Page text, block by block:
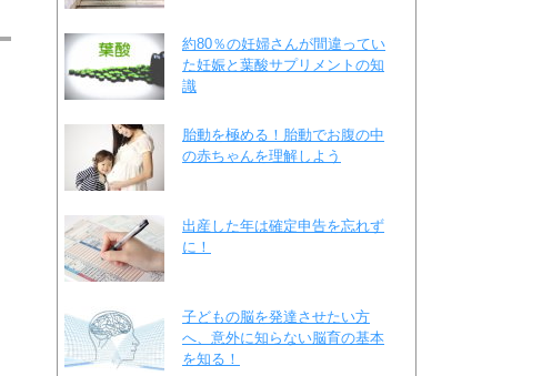
約80％の妊婦さんが間違ってい
た妊娠と葉酸サプリメントの知
識
胎動を極める！胎動でお腹の中
の赤ちゃんを理解しよう
出産した年は確定申告を忘れず
に！
子どもの脳を発達させたい方
へ、意外に知らない脳育の基本
を知る！